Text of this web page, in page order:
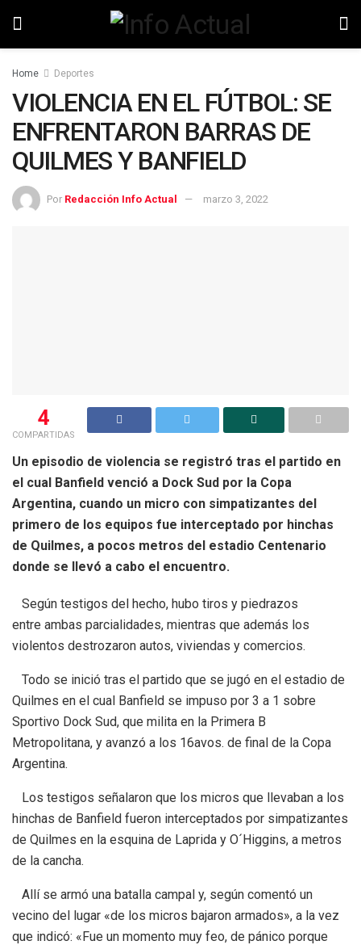
Home Deportes
VIOLENCIA EN EL FÚTBOL: SE
ENFRENTARON BARRAS DE
QUILMES Y BANFIELD
Por Redacción Info Actual marzo 3, 2022
4
COMPARTIDAS
Un episodio de violencia se registró tras el partido en
el cual Banfield venció a Dock Sud por la Copa
Argentina, cuando un micro con simpatizantes del
primero de los equipos fue interceptado por hinchas
de Quilmes, a pocos metros del estadio Centenario
donde se llevó a cabo el encuentro.
Según testigos del hecho, hubo tiros y piedrazos
entre ambas parcialidades, mientras que además los
violentos destrozaron autos, viviendas y comercios.
Todo se inició tras el partido que se jugó en el estadio de
Quilmes en el cual Banfield se impuso por 3 a 1 sobre
Sportivo Dock Sud, que milita en la Primera B
Metropolitana, y avanzó a los 16avos. de final de la Copa
Argentina.
Los testigos señalaron que los micros que llevaban a los
hinchas de Banfield fueron interceptados por simpatizantes
de Quilmes en la esquina de Laprida y O´Higgins, a metros
de la cancha.
Allí se armó una batalla campal y, según comentó un
vecino del lugar «de los micros bajaron armados», a la vez
que indicó: «Fue un momento muy feo, de pánico porque